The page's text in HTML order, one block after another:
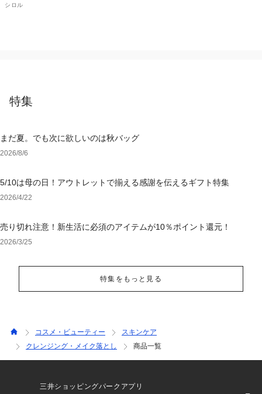
シロル
特集
まだ夏。でも次に欲しいのは秋バッグ
2026/8/6
5/10は母の日！アウトレットで揃える感謝を伝えるギフト特集
2026/4/22
売り切れ注意！新生活に必須のアイテムが10％ポイント還元！
2026/3/25
特集をもっと見る
コスメ・ビューティー
スキンケア
クレンジング・メイク落とし
商品一覧
三井ショッピングパークアプリ